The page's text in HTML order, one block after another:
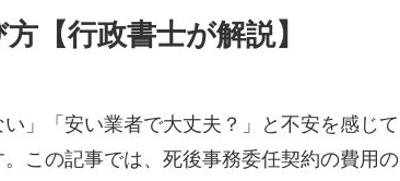
【行政書士が解説】
」「安い業者で大丈夫？」と不安を感じて
この記事では、死後事務委任契約の費用の